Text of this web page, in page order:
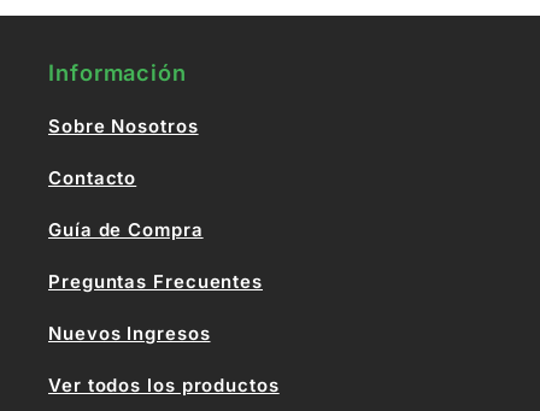
Información
Sobre Nosotros
Contacto
Guía de Compra
Preguntas Frecuentes
Nuevos Ingresos
Ver todos los productos